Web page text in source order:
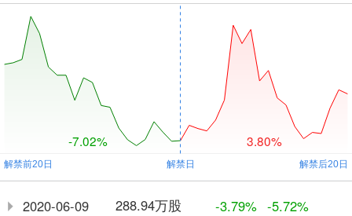
-7.02% 3.80%
2020-06-09 288.94万股 -3.79% -5.72%